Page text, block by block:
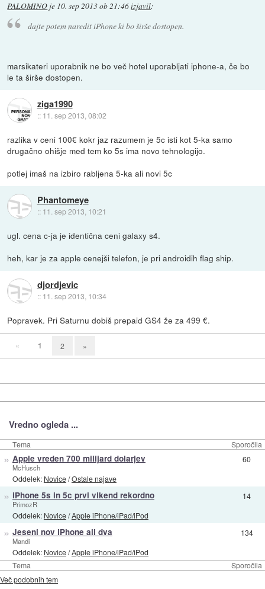
PALOMINO je 10. sep 2013 ob 21:46izjavil:
dajte potem naredit iPhone ki bo širše dostopen.
marsikateri uporabnik ne bo več hotel uporabljati iphone-a, če bo
le ta širše dostopen.
ziga1990
:: 11. sep 2013, 08:02
razlika v ceni 100€ kokr jaz razumem je 5c isti kot 5-ka samo
drugačno ohišje med tem ko 5s ima novo tehnologijo.
potlej imaš na izbiro rabljena 5-ka ali novi 5c
Phantomeye
:: 11. sep 2013, 10:21
ugl. cena c-ja je identična ceni galaxy s4.
heh, kar je za apple cenejši telefon, je pri androidih flag ship.
djordjevic
:: 11. sep 2013, 10:34
Popravek. Pri Saturnu dobiš prepaid GS4 že za 499 €.
« 1 2 »
Vredno ogleda ...
Tema Sporočila
Tema Sporočila
» Apple vreden 700 milijard dolarjev
McHusch
Oddelek: Novice/Ostale najave
60
» iPhone 5s in 5c prvi vikend rekordno
PrimozR
Oddelek: Novice/Apple iPhone/iPad/iPod
14
» Jeseni nov iPhone ali dva
Mandi
Oddelek: Novice/Apple iPhone/iPad/iPod
134
Več podobnih tem